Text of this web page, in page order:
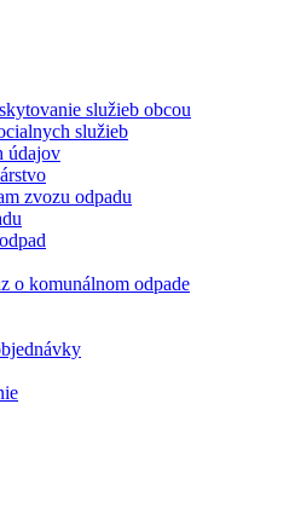
služieb obcou
služieb
údajov
zvozu odpadu
o komunálnom odpade